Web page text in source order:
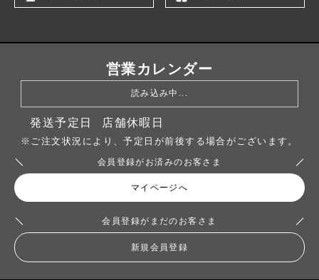
営業カレンダー
読み込み中...
発送予定日 店舗休暇日
※ご注文状況により、予定日が前後する場合がございます。
会員登録がお済みのお客さま
マイページへ
会員登録がまだのお客さま
新規会員登録